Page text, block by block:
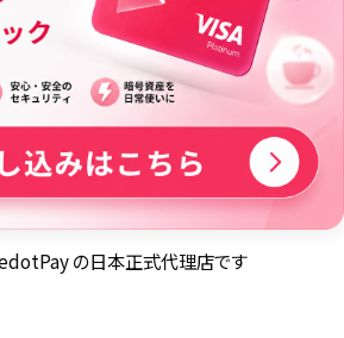
の日本正式代理店です